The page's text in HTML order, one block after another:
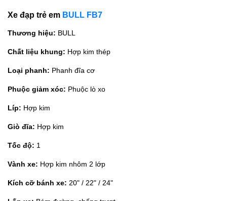
Xe đạp trẻ em BULL FB7
Thương hiệu: BULL
Chất liệu khung: Hợp kim thép
Loại phanh: Phanh đĩa cơ
Phuộc giảm xóc: Phuộc lò xo
Líp: Hợp kim
Giò đĩa: Hợp kim
Tốc độ: 1
Vành xe: Hợp kim nhôm 2 lớp
Kích cỡ bánh xe: 20" / 22" / 24"